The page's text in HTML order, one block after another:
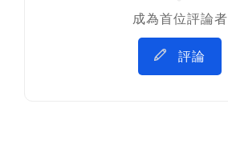
成為首位評論者
評論